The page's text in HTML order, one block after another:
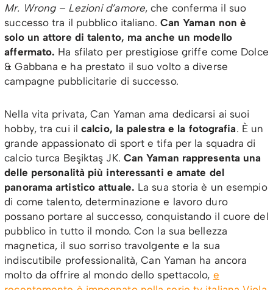
Mr. Wrong – Lezioni d’amore, che conferma il suo
successo tra il pubblico italiano. Can Yaman non è
solo un attore di talento, ma anche un modello
affermato. Ha sfilato per prestigiose griffe come Dolce
& Gabbana e ha prestato il suo volto a diverse
campagne pubblicitarie di successo.
Nella vita privata, Can Yaman ama dedicarsi ai suoi
hobby, tra cui ilcalcio, la palestra e la fotografia. È un
grande appassionato di sport e tifa per la squadra di
calcio turca Beşiktaş JK. Can Yaman rappresenta una
delle personalità più interessanti e amate del
panorama artistico attuale. La sua storia è un esempio
di come talento, determinazione e lavoro duro
possano portare al successo, conquistando il cuore del
pubblico in tutto il mondo. Con la sua bellezza
magnetica, il suo sorriso travolgente e la sua
indiscutibile professionalità, Can Yaman ha ancora
molto da offrire al mondo dello spettacolo, e